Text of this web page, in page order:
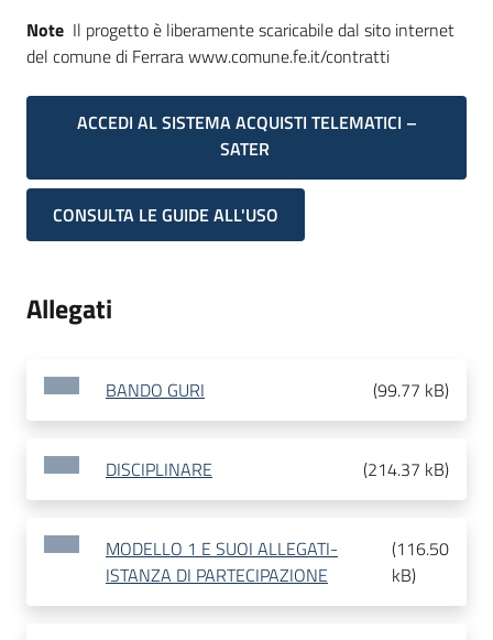
Note Il progetto è liberamente scaricabile dal sito internet
del comune di Ferrara www.comune.fe.it/contratti
ACCEDI AL SISTEMA ACQUISTI TELEMATICI –
SATER
CONSULTA LE GUIDE ALL'USO
Allegati
BANDO GURI (99.77 kB)
DISCIPLINARE (214.37 kB)
MODELLO 1 E SUOI ALLEGATI-
ISTANZA DI PARTECIPAZIONE
(116.50
kB)